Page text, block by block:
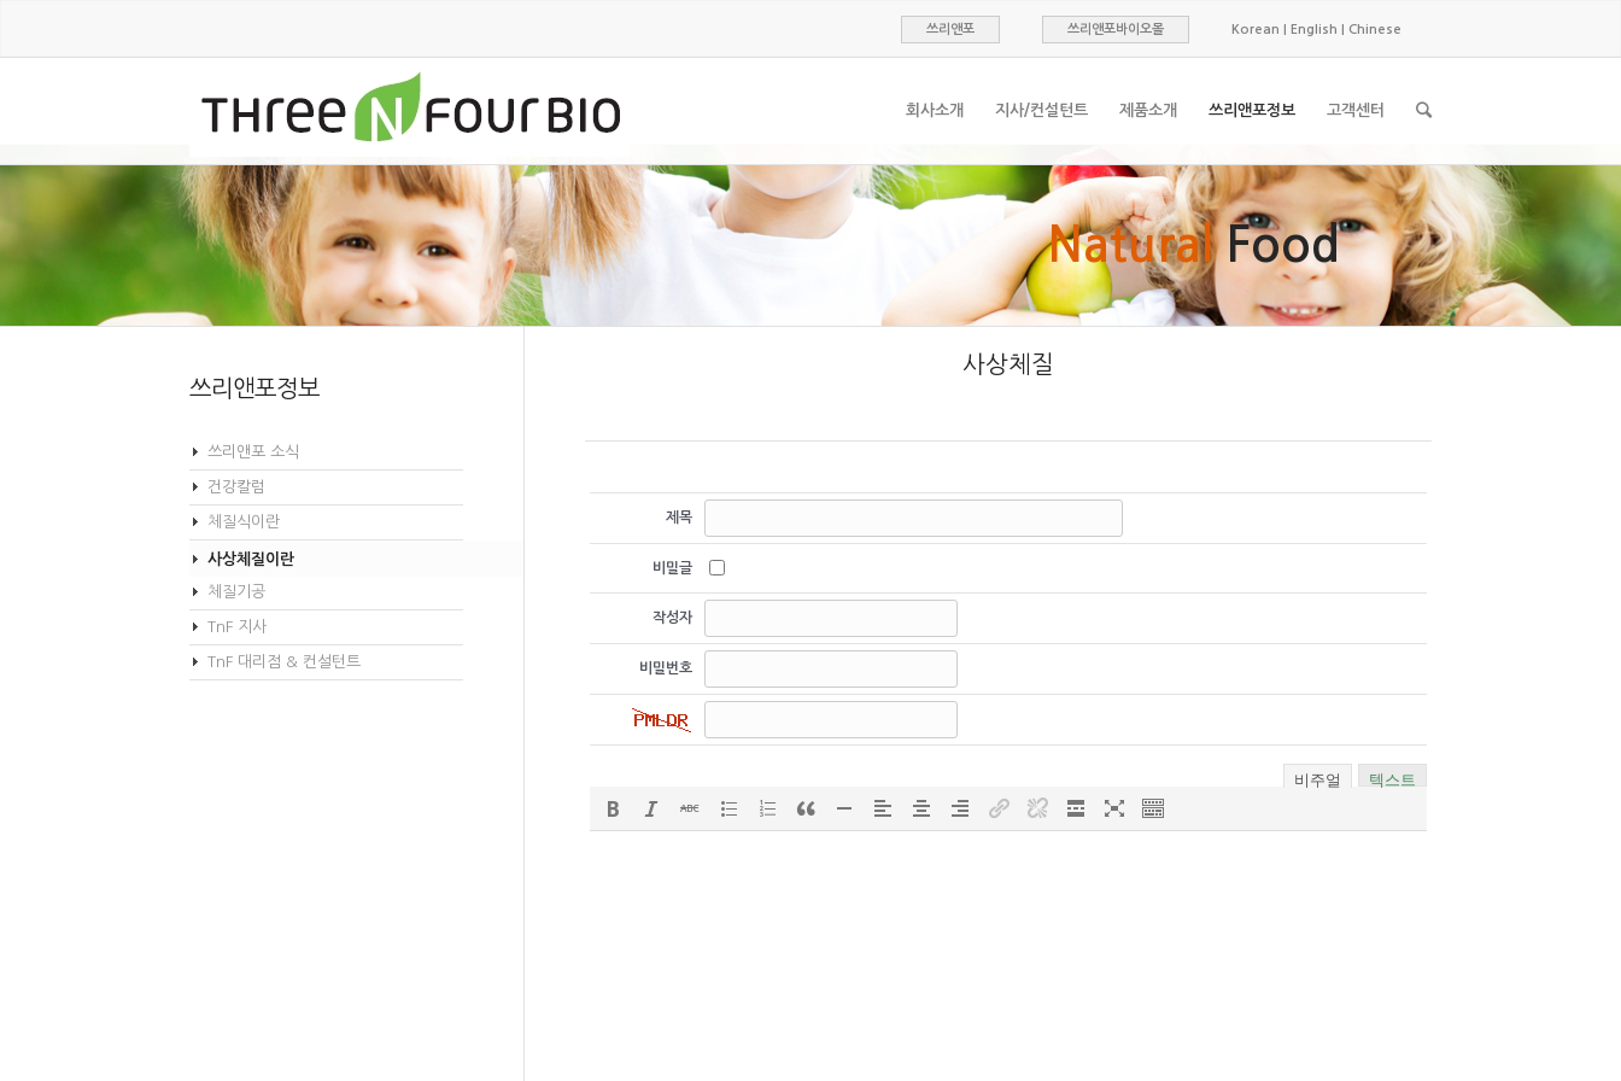
쓰리앤포 쓰리앤포바이오몰 Korean English Chinese
회사소개 지사/컨설턴트 제품소개 쓰리앤포정보 고객센터
NaturalFood
사상체질
제목
비밀글
작성자
비밀번호
텍스트
비주얼
쓰리앤포정보
쓰리앤포 소식
건강칼럼
체질식이란
사상체질이란
체질기공
TnF 지사
TnF 대리점 & 컨설턴트